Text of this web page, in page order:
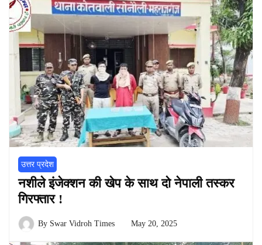
उत्तर प्रदेश
नशीले इंजेक्शन की खेप के साथ दो नेपाली तस्कर
गिरफ्तार !
By Swar Vidroh Times May 20, 2025